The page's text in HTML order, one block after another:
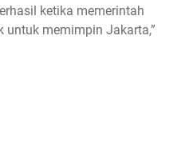
ketika memerintah
untuk memimpin Jakarta,”